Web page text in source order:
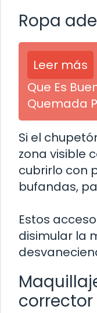
Ropa
Leer más
Que Es
Quemada
Si el
zona visible
cubrirlo con
bufandas,
Estos
disimular la
corrector